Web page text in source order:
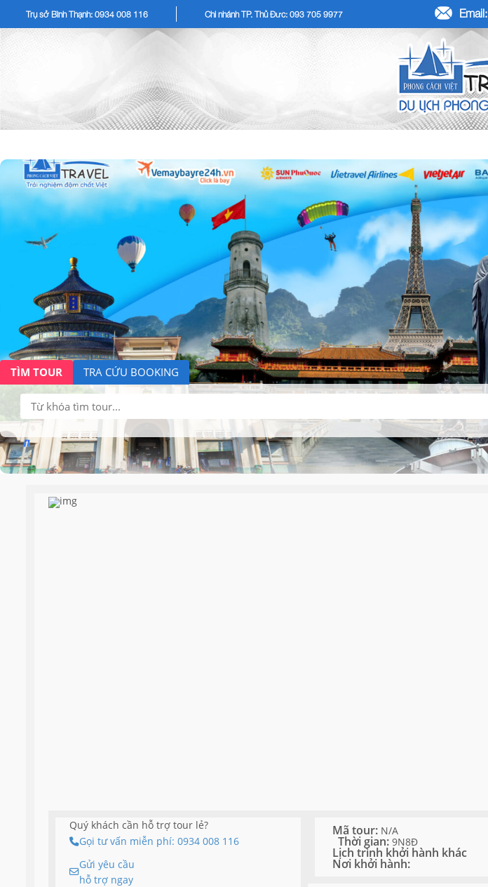
Trụ sở Bình Thạnh: 0934 008 116 Chi nhánh TP. Thủ Đức: 093 705 9977 Email:
TÌM TOUR TRA CỨU BOOKING
Tìm
kiếm:
Quý khách cần hỗ trợ tour lẻ?
Gọi tư vấn miễn phí: 0934 008 116
Gửi yêu cầu
hỗ trợ ngay
Mã tour: N/A
Thời gian:9N8Đ
Lịch trình khởi hành khác
Nơi khởi hành: